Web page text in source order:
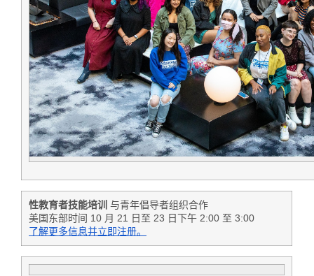
性教育者技能培训 与青年倡导者组织合作
美国东部时间 10 月 21 日至 23 日下午 2:00 至 3:00
了解更多信息并立即注册。